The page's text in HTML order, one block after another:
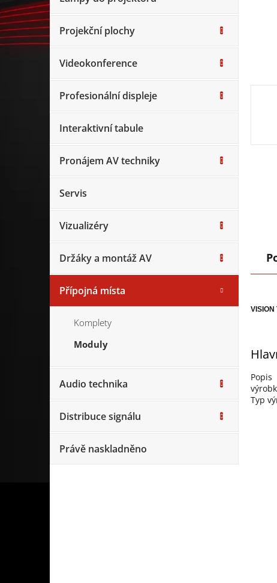
Projekční plochy
Videokonference
Profesionální displeje
Interaktivní tabule
Pronájem AV techniky
Servis
Vizualizéry
Držáky a montáž AV
Přípojná místa
Komplety
Moduly
Audio technika
Distribuce signálu
Právě naskladněno
Popis
Typ